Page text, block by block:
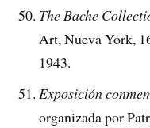
The Bache
Art, Nueva York,
1943.
Exposición
organizada por